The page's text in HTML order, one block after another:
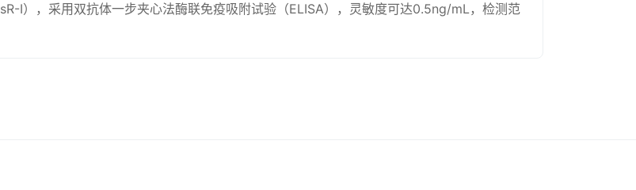
Ⅰ），采用双抗体一步夹心法酶联免疫吸附试验（ELISA），灵敏度可达0.5ng/mL，检测范